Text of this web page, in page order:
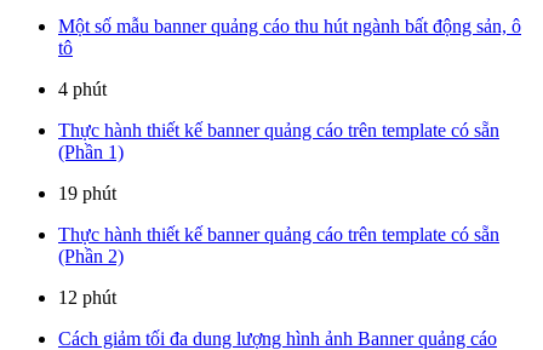
Một số mẫu banner quảng cáo thu hút ngành bất động sản, ô
tô
4 phút
Thực hành thiết kế banner quảng cáo trên template có sẵn
(Phần 1)
19 phút
Thực hành thiết kế banner quảng cáo trên template có sẵn
(Phần 2)
12 phút
Cách giảm tối đa dung lượng hình ảnh Banner quảng cáo